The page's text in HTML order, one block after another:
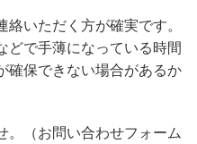
いただく方が確実です。
どで手薄になっている時間
確保できない場合があるか
。（お問い合わせフォーム